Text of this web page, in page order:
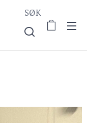
SØK